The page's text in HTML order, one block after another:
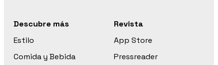
Descubre más
Estilo
Comida y Bebida
Revista
App Store
Pressreader